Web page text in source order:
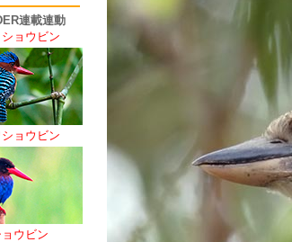
連載連動
ョウビン
ョウビン
ウビン